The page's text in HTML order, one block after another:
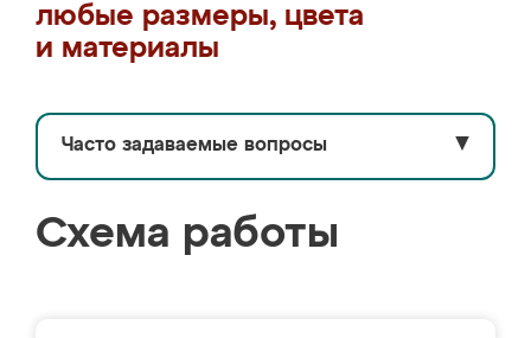
любые размеры, цвета
и материалы
Часто задаваемые вопросы ▼
Схема работы